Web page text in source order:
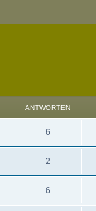
ANTWORTEN
6
2
6